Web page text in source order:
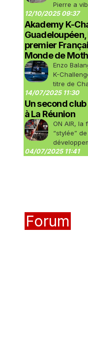
Pierre a
12/10/2025 09:37
Akademy K-
Guadeloupéen,
premier
Monde de
Enzo
K-
titre de
14/07/2025 11:30
Un second
à La Réunion
ON AIR, la
“stylée”
04/07/2025 11:41
Forum